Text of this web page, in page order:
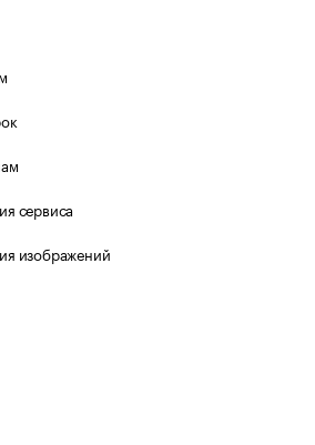
сервиса
изображений